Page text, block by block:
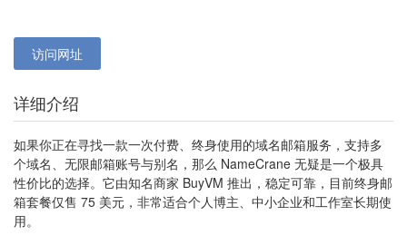
访问网址
详细介绍
如果你正在寻找一款一次付费、终身使用的域名邮箱服务，支持多
个域名、无限邮箱账号与别名，那么 NameCrane 无疑是一个极具
性价比的选择。它由知名商家 BuyVM 推出，稳定可靠，目前终身邮
箱套餐仅售 75 美元，非常适合个人博主、中小企业和工作室长期使
用。